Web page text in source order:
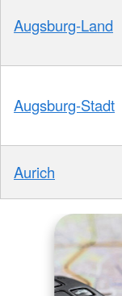
Augsburg-Land
Augsburg-Stadt
Aurich